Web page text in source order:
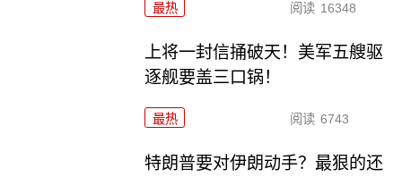
最热 阅读 16348
上将一封信捅破天！美军五艘驱
逐舰要盖三口锅！
最热 阅读 6743
特朗普要对伊朗动手？最狠的还